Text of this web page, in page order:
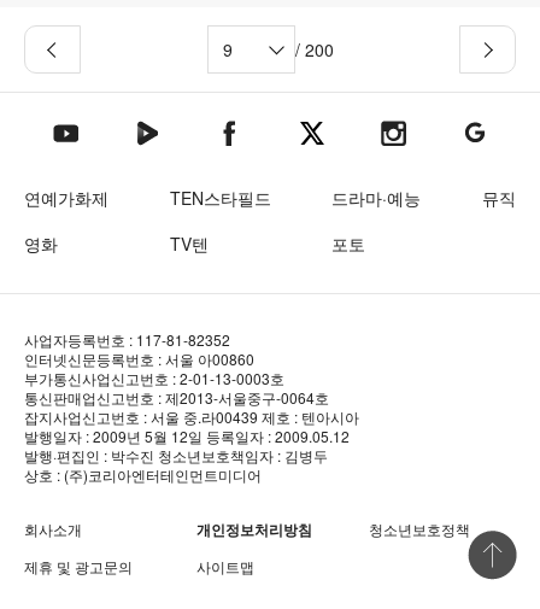
/ 200
텐아시아 유튜브텐아시아 네이버TV텐아시아 페이스북텐아시아 엑스텐아시아 인스타그램
텐아시아
연예가화제 TEN스타필드 드라마·예능
뮤직
영화
TV텐 포토
사업자등록번호 : 117-81-82352
인터넷신문등록번호 : 서울 아00860
부가통신사업신고번호 : 2-01-13-0003호
통신판매업신고번호 : 제2013-서울중구-0064호
잡지사업신고번호 : 서울 중.라00439 제호 : 텐아시아
발행일자 : 2009년 5월 12일 등록일자 : 2009.05.12
발행·편집인 : 박수진 청소년보호책임자 : 김병두
상호 : (주)코리아엔터테인먼트미디어
회사소개 개인정보처리방침
청소년보호정책
제휴 및 광고문의
사이트맵
상단 바로